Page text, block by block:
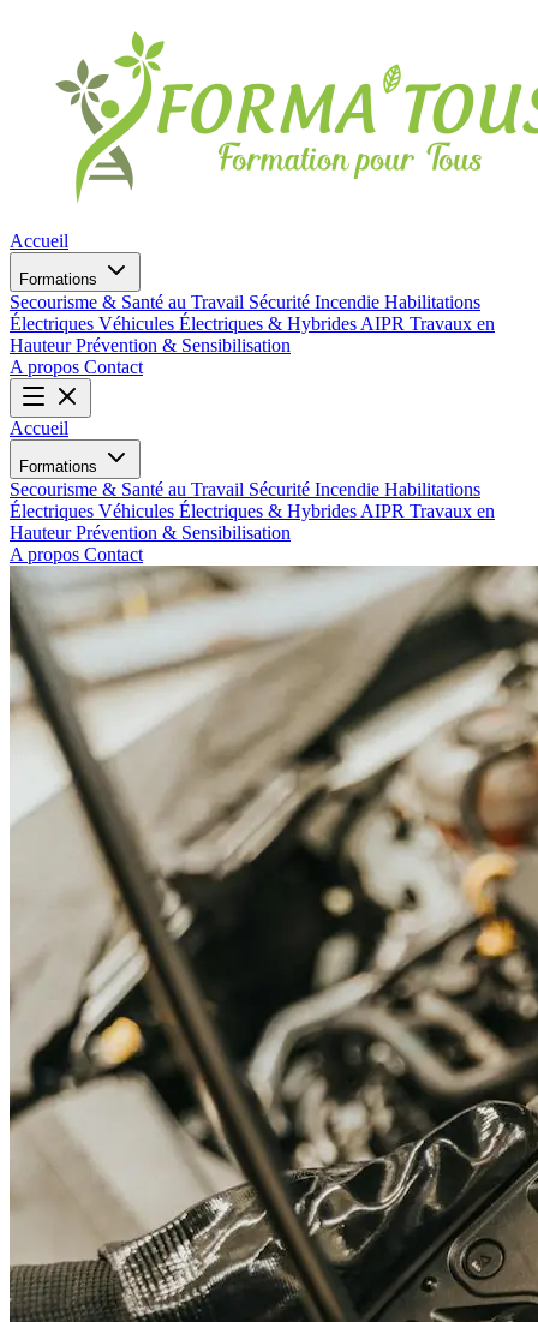
Accueil
Formations
Secourisme & Santé au Travail Sécurité Incendie Habilitations
Électriques Véhicules Électriques & Hybrides AIPR Travaux en
HauteurPrévention & Sensibilisation
A propos Contact
Accueil
Formations
Secourisme & Santé au Travail Sécurité Incendie Habilitations
Électriques Véhicules Électriques & Hybrides AIPR Travaux en
HauteurPrévention & Sensibilisation
A propos Contact